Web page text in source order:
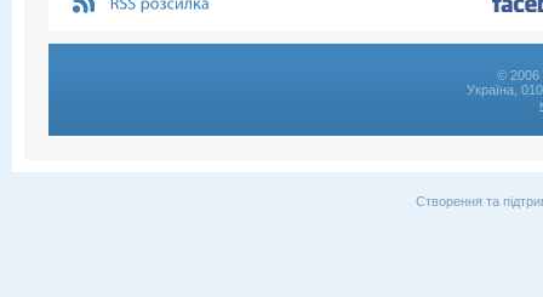
© 2006
Україна,
Створення та